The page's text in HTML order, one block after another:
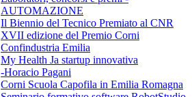
AUTOMAZIONE
Il Biennio del Tecnico Premiato al CNR
XVII edizione del Premio Corni
Confindustria Emilia
My Health Ja startup innovativa
-Horacio Pagani
Corni Scuola Capofila in Emilia Romagna